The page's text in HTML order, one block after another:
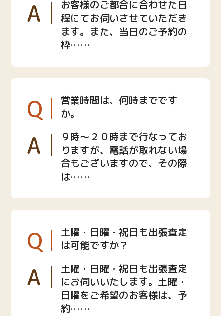
A
お客様のご都合に合わせた日
程にてお伺いさせていただき
ます。また、当日のご予約の
枠……
Q
営業時間は、何時までです
か。
A
９時〜２０時まで行なってお
りますが、電話が取れない場
合もございますので、その際
は……
Q
土曜・日曜・祝日も出張査定
は可能ですか？
A
土曜・日曜・祝日も出張査定
にお伺いいたします。土曜・
日曜をご希望のお客様は、予
約……